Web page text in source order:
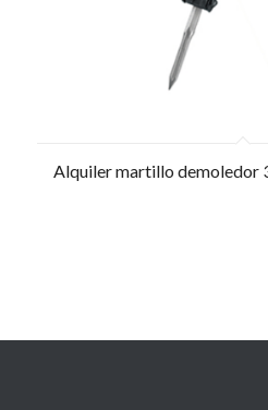
Alquiler martillo demoledor